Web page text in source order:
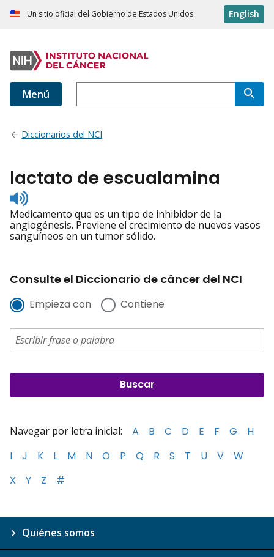
Un sitio oficial del Gobierno de Estados Unidos English
Menú
Diccionarios del NCI
lactato de escualamina
Listen
to
pronunciation
Medicamento que es un tipo de inhibidor de la
angiogénesis. Previene el crecimiento de nuevos vasos
sanguíneos en un tumor sólido.
Consulte el Diccionario de cáncer del NCI
Empieza con Contiene
Navegar por letra inicial: A B C D E F G
H
I
J K L M N O P Q R S T U V
W
X
Y Z #
Quiénes somos